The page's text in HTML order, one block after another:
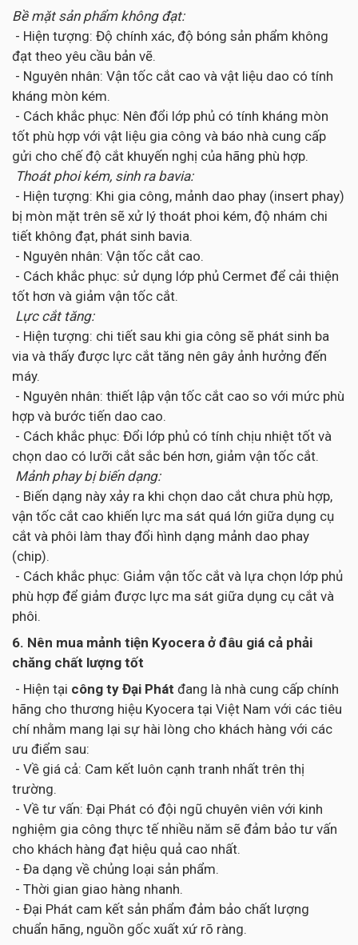
Bề mặt sản phẩm không đạt:
- Hiện tượng: Độ chính xác, độ bóng sản phẩm không
đạt theo yêu cầu bản vẽ.
- Nguyên nhân: Vận tốc cắt cao và vật liệu dao có tính
kháng mòn kém.
- Cách khắc phục: Nên đổi lớp phủ có tính kháng mòn
tốt phù hợp với vật liệu gia công và báo nhà cung cấp
gửi cho chế độ cắt khuyến nghị của hãng phù hợp.
Thoát phoi kém, sinh ra bavia:
- Hiện tượng: Khi gia công, mảnh dao phay (insert phay)
bị mòn mặt trên sẽ xử lý thoát phoi kém, độ nhám chi
tiết không đạt, phát sinh bavia.
- Nguyên nhân: Vận tốc cắt cao.
- Cách khắc phục: sử dụng lớp phủ Cermet để cải thiện
tốt hơn và giảm vận tốc cắt.
Lực cắt tăng:
- Hiện tượng: chi tiết sau khi gia công sẽ phát sinh ba
via và thấy được lực cắt tăng nên gây ảnh hưởng đến
máy.
- Nguyên nhân: thiết lập vận tốc cắt cao so với mức phù
hợp và bước tiến dao cao.
- Cách khắc phục: Đổi lớp phủ có tính chịu nhiệt tốt và
chọn dao có lưỡi cắt sắc bén hơn, giảm vận tốc cắt.
Mảnh phay bị biến dạng:
- Biến dạng này xảy ra khi chọn dao cắt chưa phù hợp,
vận tốc cắt cao khiến lực ma sát quá lớn giữa dụng cụ
cắt và phôi làm thay đổi hình dạng mảnh dao phay
(chip).
- Cách khắc phục: Giảm vận tốc cắt và lựa chọn lớp phủ
phù hợp để giảm được lực ma sát giữa dụng cụ cắt và
phôi.
6. Nên mua mảnh tiện Kyocera ở đâu giá cả phải
chăng chất lượng tốt
- Hiện tại công ty Đại Phát đang là nhà cung cấp chính
hãng cho thương hiệu Kyocera tại Việt Nam với các tiêu
chí nhằm mang lại sự hài lòng cho khách hàng với các
ưu điểm sau:
- Về giá cả: Cam kết luôn cạnh tranh nhất trên thị
trường.
- Về tư vấn: Đại Phát có đội ngũ chuyên viên với kinh
nghiệm gia công thực tế nhiều năm sẽ đảm bảo tư vấn
cho khách hàng đạt hiệu quả cao nhất.
- Đa dạng về chủng loại sản phẩm.
- Thời gian giao hàng nhanh.
- Đại Phát cam kết sản phẩm đảm bảo chất lượng
chuẩn hãng, nguồn gốc xuất xứ rõ ràng.